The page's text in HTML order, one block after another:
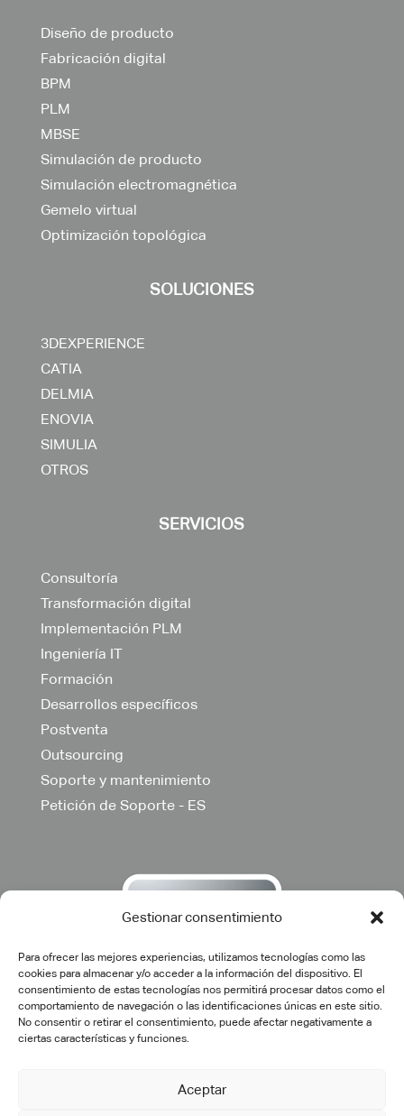
Gestionar consentimiento
Para ofrecer las mejores experiencias, utilizamos tecnologías como las
cookies para almacenar y/o acceder a la información del dispositivo. El
consentimiento de estas tecnologías nos permitirá procesar datos como el
comportamiento de navegación o las identificaciones únicas en este sitio.
No consentir o retirar el consentimiento, puede afectar negativamente a
ciertas características y funciones.
Aceptar
Diseño de producto
Fabricación digital
BPM
PLM
MBSE
Simulación de producto
Simulación electromagnética
Gemelo virtual
Optimización topológica
SOLUCIONES
3DEXPERIENCE
CATIA
DELMIA
ENOVIA
SIMULIA
OTROS
SERVICIOS
Consultoría
Transformación digital
Implementación PLM
Ingeniería IT
Formación
Desarrollos específicos
Postventa
Outsourcing
Soporte y mantenimiento
Petición de Soporte - ES